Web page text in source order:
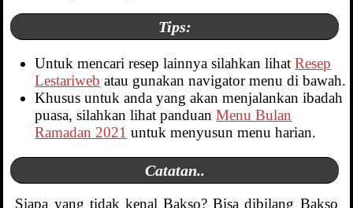
Tips:
Untuk mencari resep lainnya silahkan lihatResep
Lestariweb atau gunakan navigator menu di bawah.
Khusus untuk anda yang akan menjalankan ibadah
puasa, silahkan lihat panduanMenu Bulan
Ramadan 2021 untuk menyusun menu harian.
Catatan..
Siapa yang tidak kenal Bakso? Bisa dibilang Bakso